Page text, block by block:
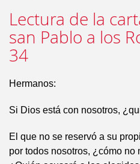
Lectura de la
san Pablo a los
34
Hermanos:
Si Dios está con nosotros,
El que no se reservó a su
por todos nosotros, ¿cómo no